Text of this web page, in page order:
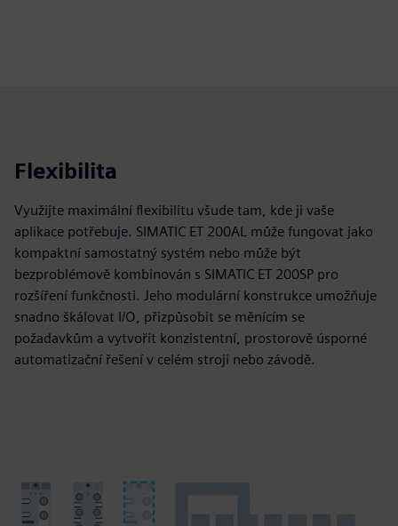
Flexibilita
Využijte maximální flexibilitu všude tam, kde ji vaše
aplikace potřebuje. SIMATIC ET 200AL může fungovat jako
kompaktní samostatný systém nebo může být
bezproblémově kombinován s SIMATIC ET 200SP pro
rozšíření funkčnosti. Jeho modulární konstrukce umožňuje
snadno škálovat I/O, přizpůsobit se měnícím se
požadavkům a vytvořit konzistentní, prostorově úsporné
automatizační řešení v celém stroji nebo závodě.